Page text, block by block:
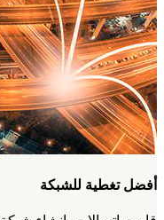
أفضل تغطية للشبكة